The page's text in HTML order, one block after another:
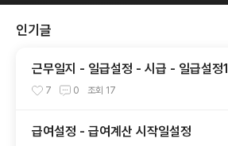
인기글
근무일지 - 일급설정 - 시급 - 일급설정1
7 0 조회 17
급여설정 - 급여계산 시작일설정